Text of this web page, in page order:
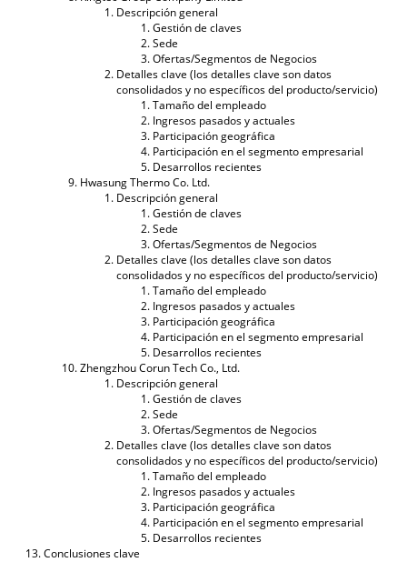
Descripción general
Gestión de claves
Sede
Ofertas/Segmentos de Negocios
Detalles clave (los detalles clave son datos
consolidados y no específicos del producto/servicio)
Tamaño del empleado
Ingresos pasados ​​y actuales
Participación geográfica
Participación en el segmento empresarial
Desarrollos recientes
Hwasung Thermo Co. Ltd.
Descripción general
Gestión de claves
Sede
Ofertas/Segmentos de Negocios
Detalles clave (los detalles clave son datos
consolidados y no específicos del producto/servicio)
Tamaño del empleado
Ingresos pasados ​​y actuales
Participación geográfica
Participación en el segmento empresarial
Desarrollos recientes
Zhengzhou Corun Tech Co., Ltd.
Descripción general
Gestión de claves
Sede
Ofertas/Segmentos de Negocios
Detalles clave (los detalles clave son datos
consolidados y no específicos del producto/servicio)
Tamaño del empleado
Ingresos pasados ​​y actuales
Participación geográfica
Participación en el segmento empresarial
Desarrollos recientes
Conclusiones clave